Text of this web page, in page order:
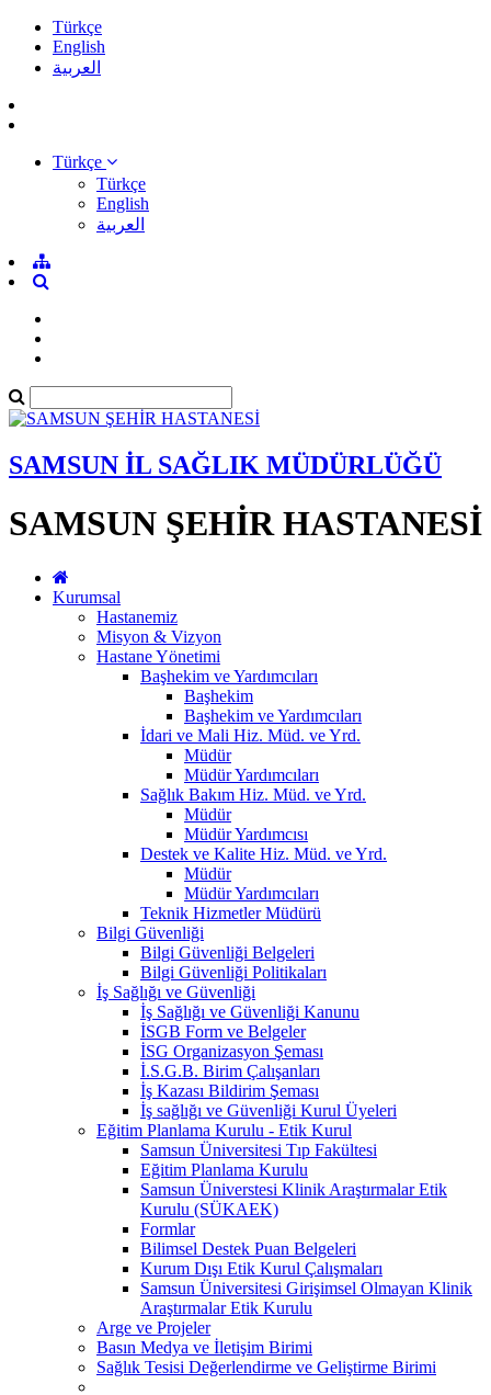
Türkçe
English
العربية
Türkçe
Türkçe
English
العربية
SAMSUN İL SAĞLIK MÜDÜRLÜĞÜ
SAMSUN ŞEHİR HASTANESİ
Kurumsal
Hastanemiz
Misyon & Vizyon
Hastane Yönetimi
Başhekim ve Yardımcıları
Başhekim
Başhekim ve Yardımcıları
İdari ve Mali Hiz. Müd. ve Yrd.
Müdür
Müdür Yardımcıları
Sağlık Bakım Hiz. Müd. ve Yrd.
Müdür
Müdür Yardımcısı
Destek ve Kalite Hiz. Müd. ve Yrd.
Müdür
Müdür Yardımcıları
Teknik Hizmetler Müdürü
Bilgi Güvenliği
Bilgi Güvenliği Belgeleri
Bilgi Güvenliği Politikaları
İş Sağlığı ve Güvenliği
İş Sağlığı ve Güvenliği Kanunu
İSGB Form ve Belgeler
İSG Organizasyon Şeması
İ.S.G.B. Birim Çalışanları
İş Kazası Bildirim Şeması
İş sağlığı ve Güvenliği Kurul Üyeleri
Eğitim Planlama Kurulu - Etik Kurul
Samsun Üniversitesi Tıp Fakültesi
Eğitim Planlama Kurulu
Samsun Üniverstesi Klinik Araştırmalar Etik
Kurulu (SÜKAEK)
Formlar
Bilimsel Destek Puan Belgeleri
Kurum Dışı Etik Kurul Çalışmaları
Samsun Üniversitesi Girişimsel Olmayan Klinik
Araştırmalar Etik Kurulu
Arge ve Projeler
Basın Medya ve İletişim Birimi
Sağlık Tesisi Değerlendirme ve Geliştirme Birimi